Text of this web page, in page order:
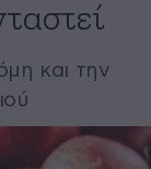
και την